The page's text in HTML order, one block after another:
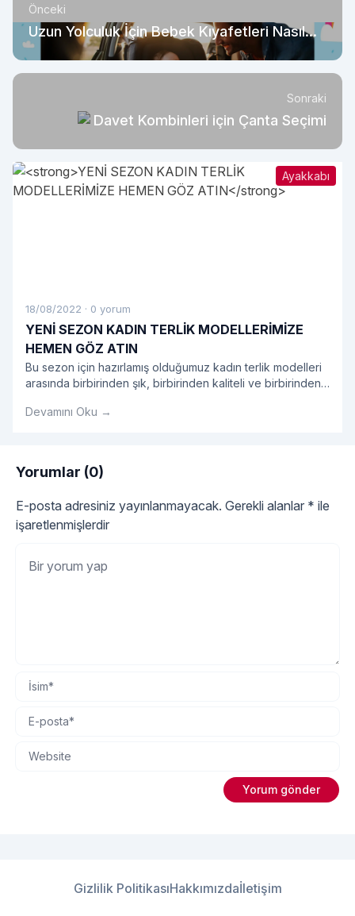
Önceki
Uzun Yolculuk İçin Bebek Kıyafetleri Nasıl
Olmalı?
Sonraki
Davet Kombinleri için Çanta Seçimi
Ayakkabı
18/08/2022 · 0 yorum
YENİ SEZON KADIN TERLİK MODELLERİMİZE
HEMEN GÖZ ATIN
Bu sezon için hazırlamış olduğumuz kadın terlik modelleri
arasında birbirinden şık, birbirinden kaliteli ve birbirinden
Devamını Oku →
Yorumlar (0)
E-posta adresiniz yayınlanmayacak. Gerekli alanlar * ile
işaretlenmişlerdir
Gizlilik PolitikasıHakkımızdaİletişim